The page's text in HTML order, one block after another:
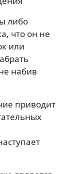
либо
что он не
или
набив
приводит